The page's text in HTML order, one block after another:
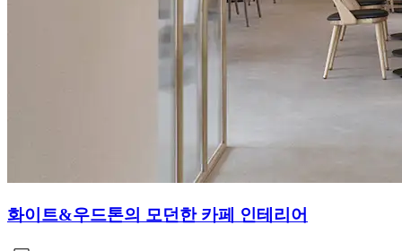
화이트&우드톤의 모던한 카페 인테리어